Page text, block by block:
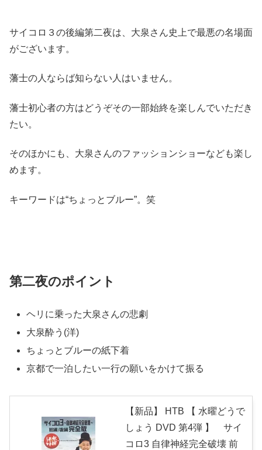
サイコロ３の後編第二夜は、大泉さん史上で最悪の名場面
がございます。
藩士の人ならば知らない人はいません。
藩士初心者の方はどうぞその一部始終を楽しんでいただき
たい。
そのほかにも、大泉さんのファッションショーなども楽し
めます。
キーワードは“ちょっとブルー”。笑
第二夜のポイント
ヘリに乗った大泉さんの悲劇
大泉酔う(洋)
ちょっとブルーの紙下着
京都で一泊したい一行の願いをかけて振る
【新品】 HTB 【 水曜どうで
しょう DVD 第4弾 】 サイ
コロ3 自律神経完全破壊 前